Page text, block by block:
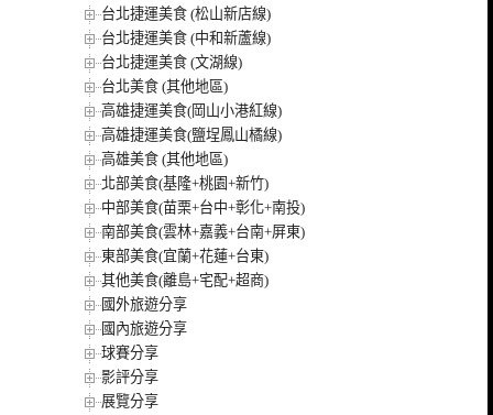
台北捷運美食 (松山新店線)
台北捷運美食 (中和新蘆線)
台北捷運美食 (文湖線)
台北美食 (其他地區)
高雄捷運美食(岡山小港紅線)
高雄捷運美食(鹽埕鳳山橘線)
高雄美食 (其他地區)
北部美食(基隆+桃園+新竹)
中部美食(苗栗+台中+彰化+南投)
南部美食(雲林+嘉義+台南+屏東)
東部美食(宜蘭+花蓮+台東)
其他美食(離島+宅配+超商)
國外旅遊分享
國內旅遊分享
球賽分享
影評分享
展覽分享